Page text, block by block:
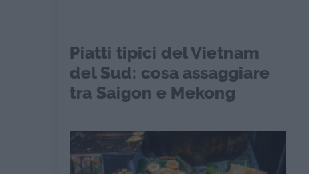
Piatti tipici del Vietnam
del Sud: cosa assaggiare
tra Saigon e Mekong